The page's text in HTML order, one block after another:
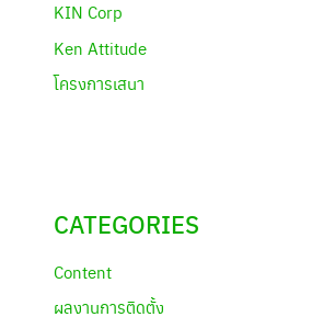
KIN Corp
Ken Attitude
โครงการเสนา
CATEGORIES
Content
ผลงานการติดตั้ง